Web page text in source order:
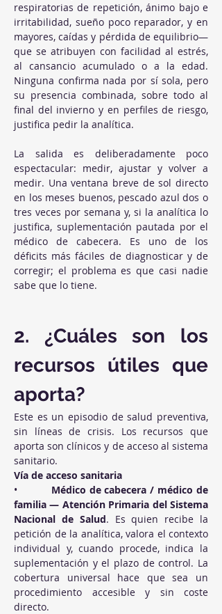
respiratorias de repetición, ánimo bajo e
irritabilidad, sueño poco reparador, y en
mayores, caídas y pérdida de equilibrio—
que se atribuyen con facilidad al estrés,
al cansancio acumulado o a la edad.
Ninguna confirma nada por sí sola, pero
su presencia combinada, sobre todo al
final del invierno y en perfiles de riesgo,
justifica pedir la analítica.
La salida es deliberadamente poco
espectacular: medir, ajustar y volver a
medir. Una ventana breve de sol directo
en los meses buenos, pescado azul dos o
tres veces por semana y, si la analítica lo
justifica, suplementación pautada por el
médico de cabecera. Es uno de los
déficits más fáciles de diagnosticar y de
corregir; el problema es que casi nadie
sabe que lo tiene.
2. ¿Cuáles son los
recursos útiles que
aporta?
Este es un episodio de salud preventiva,
sin líneas de crisis. Los recursos que
aporta son clínicos y de acceso al sistema
sanitario.
Vía de acceso sanitaria
• Médico de cabecera / médico de
familia — Atención Primaria del Sistema
Nacional de Salud. Es quien recibe la
petición de la analítica, valora el contexto
individual y, cuando procede, indica la
suplementación y el plazo de control. La
cobertura universal hace que sea un
procedimiento accesible y sin coste
directo.